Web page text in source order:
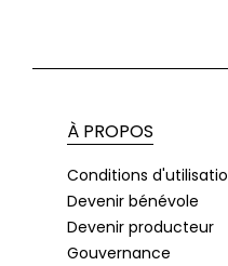
À PROPOS
Conditions
Devenir bénévole
Devenir producteur
Gouvernance